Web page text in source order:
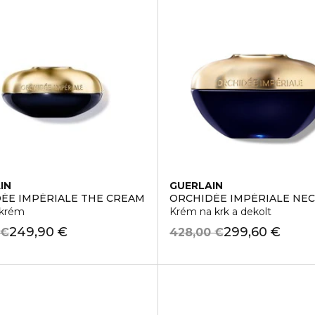
IMPÉRIALE THE CREAM
249,90 €
GUERLAIN
ORCHIDÉE IMPÉRIALE
Krém na krk a dekolt
299,60 €
428,00 €